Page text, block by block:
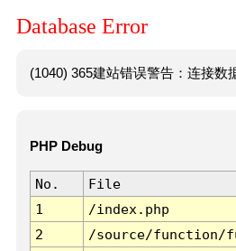
Database Error
(1040) 365建站错误警告：连接数
PHP Debug
No. File
1
/index.php
2
/source/function/